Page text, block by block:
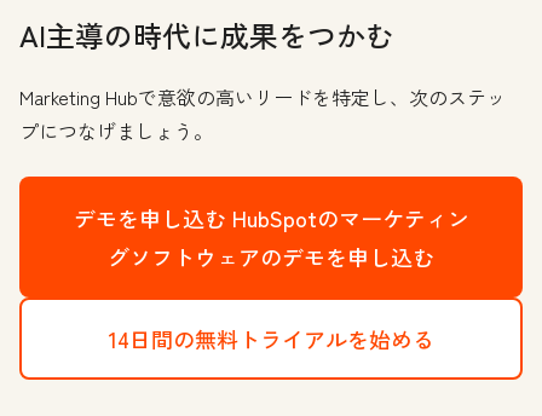
AI主導の時代に成果をつかむ
Marketing Hubで意欲の高いリードを特定し、次のステッ
プにつなげましょう。
デモを申し込む HubSpotのマーケティン
グソフトウェアのデモを申し込む
14日間の無料トライアルを始める